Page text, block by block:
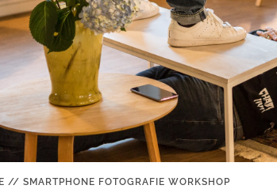
// SMARTPHONE FOTOGRAFIE WORKSHOP